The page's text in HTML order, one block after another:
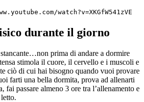
watch?v=XKGfW541zVE
durante il giorno
prima di andare a dormire
stimola il cuore, il cervello e i muscoli e
ciò di cui hai bisogno quando vuoi provare
farti una bella dormita, prova ad allenarti
fai passare almeno 3 ore tra l’allenamento e